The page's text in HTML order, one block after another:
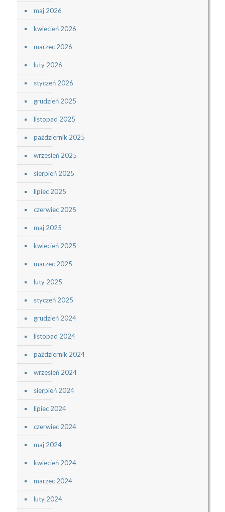
maj 2026
kwiecień 2026
marzec 2026
luty 2026
styczeń 2026
grudzień 2025
listopad 2025
październik 2025
wrzesień 2025
sierpień 2025
lipiec 2025
czerwiec 2025
maj 2025
kwiecień 2025
marzec 2025
luty 2025
styczeń 2025
grudzień 2024
listopad 2024
październik 2024
wrzesień 2024
sierpień 2024
lipiec 2024
czerwiec 2024
maj 2024
kwiecień 2024
marzec 2024
luty 2024